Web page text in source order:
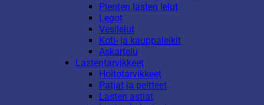
Pienten lasten lelut
Legot
Vesilelut
Koti- ja kauppaleikit
Askartelu
Lastentarvikkeet
Hoitotarvikkeet
Patjat ja peitteet
Lasten astiat